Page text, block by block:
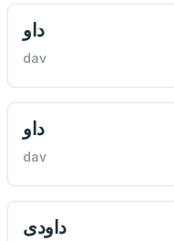
داو
dav
داو
dav
داودی